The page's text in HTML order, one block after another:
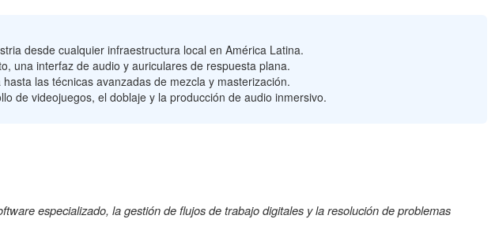
desde cualquier infraestructura local en América Latina.
una interfaz de audio y auriculares de respuesta plana.
las técnicas avanzadas de mezcla y masterización.
de videojuegos, el doblaje y la producción de audio inmersivo.
especializado, la gestión de flujos de trabajo digitales y la resolución de problemas